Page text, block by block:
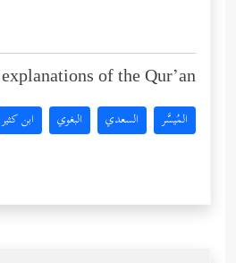
of the Qur’an:
المُيسَّر السعدي البغوي ابن كثير